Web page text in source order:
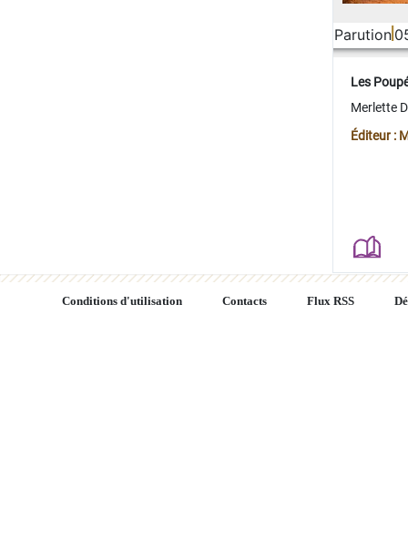
Parution
Les
Merlette
Éditeur :
Conditions d'utilisation Contacts Flux RSS